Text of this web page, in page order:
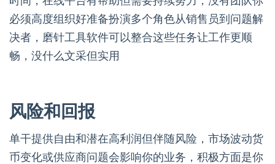
必须高度组织好准备扮演多个角色从销售员到问题解
决者，磨针工具软件可以整合这些任务让工作更顺
畅，没什么文采但实用
风险和回报
单干提供自由和潜在高利润但伴随风险，市场波动货
币变化或供应商问题会影响你的业务，积极方面是你